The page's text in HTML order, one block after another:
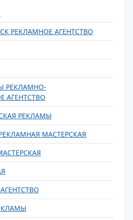
РЕКЛАМНОЕ АГЕНТСТВО
РЕКЛАМНО-
АГЕНТСТВО
РЕКЛАМЫ
МАСТЕРСКАЯ